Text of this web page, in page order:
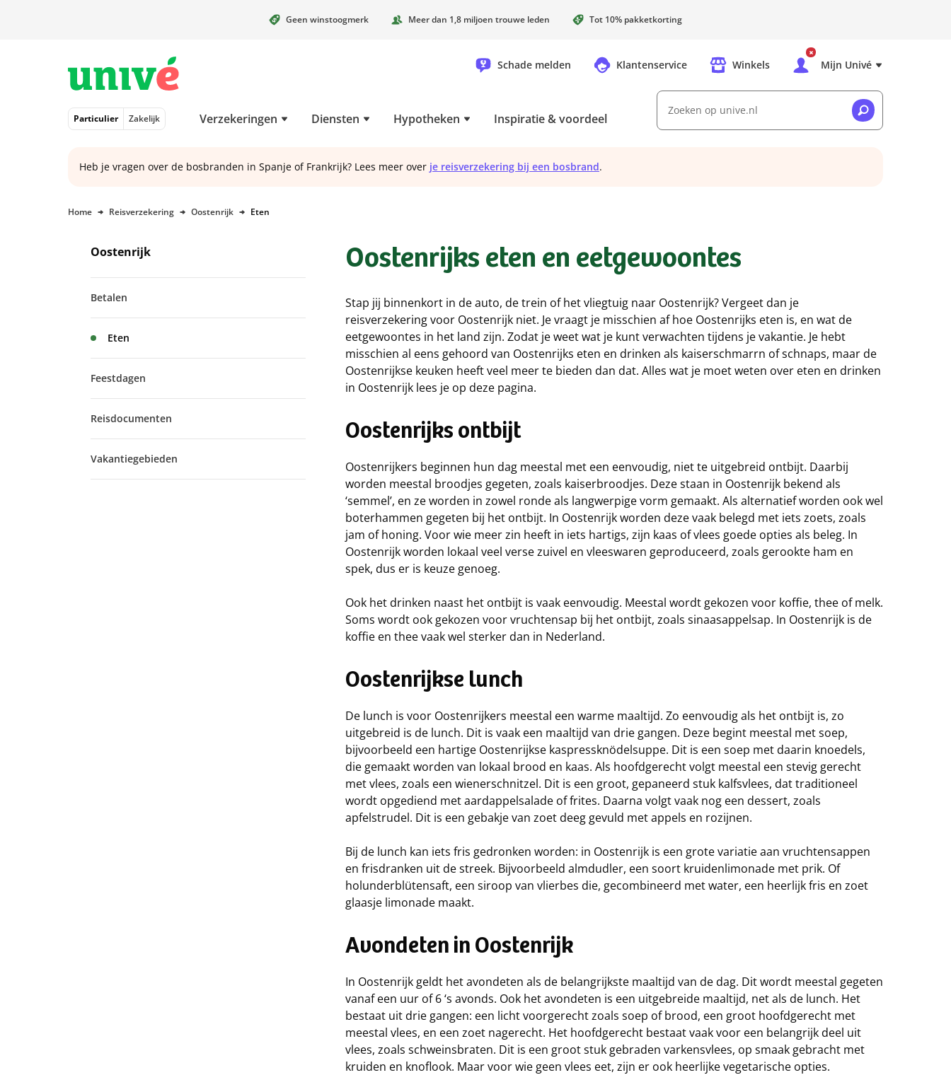
Geen winstoogmerk Meer dan 1,8 miljoen trouwe leden Tot 10% pakketkorting
Schade melden Klantenservice Winkels Mijn Univé
Particulier Zakelijk Verzekeringen Diensten Hypotheken Inspiratie & voordeel
Zoeken op unive.nl
Heb je vragen over de bosbranden in Spanje of Frankrijk? Lees meer over je reisverzekering bij een bosbrand.
Home Reisverzekering Oostenrijk Eten
Oostenrijk
Betalen
Eten
Feestdagen
Reisdocumenten
Vakantiegebieden
Oostenrijks eten en eetgewoontes
Stap jij binnenkort in de auto, de trein of het vliegtuig naar Oostenrijk? Vergeet dan je
reisverzekering voor Oostenrijk niet. Je vraagt je misschien af hoe Oostenrijks eten is, en wat de
eetgewoontes in het land zijn. Zodat je weet wat je kunt verwachten tijdens je vakantie. Je hebt
misschien al eens gehoord van Oostenrijks eten en drinken als kaiserschmarrn of schnaps, maar de
Oostenrijkse keuken heeft veel meer te bieden dan dat. Alles wat je moet weten over eten en drinken
in Oostenrijk lees je op deze pagina.
Oostenrijks ontbijt
Oostenrijkers beginnen hun dag meestal met een eenvoudig, niet te uitgebreid ontbijt. Daarbij
worden meestal broodjes gegeten, zoals kaiserbroodjes. Deze staan in Oostenrijk bekend als
‘semmel’, en ze worden in zowel ronde als langwerpige vorm gemaakt. Als alternatief worden ook wel
boterhammen gegeten bij het ontbijt. In Oostenrijk worden deze vaak belegd met iets zoets, zoals
jam of honing. Voor wie meer zin heeft in iets hartigs, zijn kaas of vlees goede opties als beleg. In
Oostenrijk worden lokaal veel verse zuivel en vleeswaren geproduceerd, zoals gerookte ham en
spek, dus er is keuze genoeg.
Ook het drinken naast het ontbijt is vaak eenvoudig. Meestal wordt gekozen voor koffie, thee of melk.
Soms wordt ook gekozen voor vruchtensap bij het ontbijt, zoals sinaasappelsap. In Oostenrijk is de
koffie en thee vaak wel sterker dan in Nederland.
Oostenrijkse lunch
De lunch is voor Oostenrijkers meestal een warme maaltijd. Zo eenvoudig als het ontbijt is, zo
uitgebreid is de lunch. Dit is vaak een maaltijd van drie gangen. Deze begint meestal met soep,
bijvoorbeeld een hartige Oostenrijkse kaspressknödelsuppe. Dit is een soep met daarin knoedels,
die gemaakt worden van lokaal brood en kaas. Als hoofdgerecht volgt meestal een stevig gerecht
met vlees, zoals een wienerschnitzel. Dit is een groot, gepaneerd stuk kalfsvlees, dat traditioneel
wordt opgediend met aardappelsalade of frites. Daarna volgt vaak nog een dessert, zoals
apfelstrudel. Dit is een gebakje van zoet deeg gevuld met appels en rozijnen.
Bij de lunch kan iets fris gedronken worden: in Oostenrijk is een grote variatie aan vruchtensappen
en frisdranken uit de streek. Bijvoorbeeld almdudler, een soort kruidenlimonade met prik. Of
holunderblütensaft, een siroop van vlierbes die, gecombineerd met water, een heerlijk fris en zoet
glaasje limonade maakt.
Avondeten in Oostenrijk
In Oostenrijk geldt het avondeten als de belangrijkste maaltijd van de dag. Dit wordt meestal gegeten
vanaf een uur of 6 ‘s avonds. Ook het avondeten is een uitgebreide maaltijd, net als de lunch. Het
bestaat uit drie gangen: een licht voorgerecht zoals soep of brood, een groot hoofdgerecht met
meestal vlees, en een zoet nagerecht. Het hoofdgerecht bestaat vaak voor een belangrijk deel uit
vlees, zoals schweinsbraten. Dit is een groot stuk gebraden varkensvlees, op smaak gebracht met
kruiden en knoflook. Maar voor wie geen vlees eet, zijn er ook heerlijke vegetarische opties.